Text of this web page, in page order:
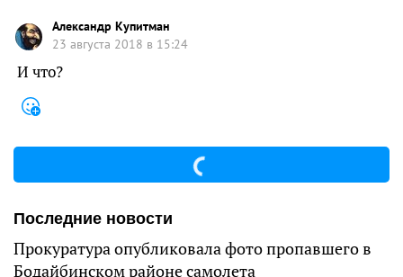
Александр Купитман
23 августа 2018 в 15:24
И что?
Последние новости
Прокуратура опубликовала фото пропавшего в
Бодайбинском районе самолета